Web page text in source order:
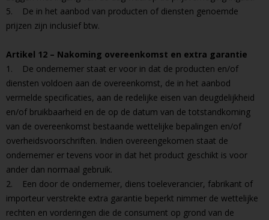
5. De in het aanbod van producten of diensten genoemde
prijzen zijn inclusief btw.
Artikel 12 – Nakoming overeenkomst en extra garantie
1. De ondernemer staat er voor in dat de producten en/of
diensten voldoen aan de overeenkomst, de in het aanbod
vermelde specificaties, aan de redelijke eisen van deugdelijkheid
en/of bruikbaarheid en de op de datum van de totstandkoming
van de overeenkomst bestaande wettelijke bepalingen en/of
overheidsvoorschriften. Indien overeengekomen staat de
ondernemer er tevens voor in dat het product geschikt is voor
ander dan normaal gebruik.
2. Een door de ondernemer, diens toeleverancier, fabrikant of
importeur verstrekte extra garantie beperkt nimmer de wettelijke
rechten en vorderingen die de consument op grond van de